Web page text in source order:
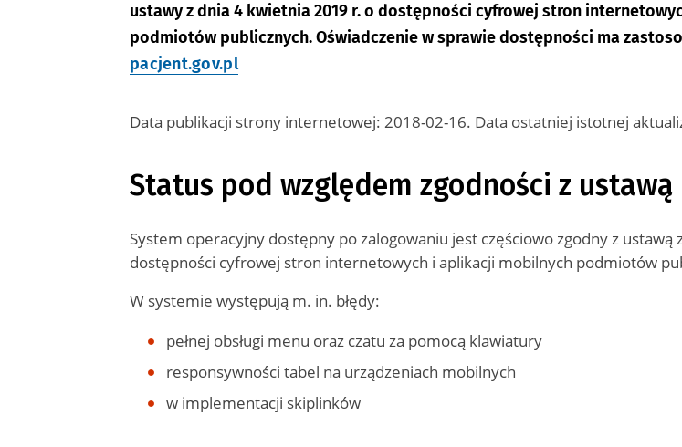
ustawy z dnia 4 kwietnia 2019 r. o dostępności cyfrowej stron
podmiotów publicznych. Oświadczenie w sprawie dostępności ma
pacjent.gov.pl
Data publikacji strony internetowej: 2018-02-16. Data ostatniej istotnej
Status pod względem zgodności z ustawą
System operacyjny dostępny po zalogowaniu jest częściowo zgodny z ustawą
dostępności cyfrowej stron internetowych i aplikacji mobilnych podmiotów
W systemie występują m. in. błędy:
pełnej obsługi menu oraz czatu za pomocą klawiatury
responsywności tabel na urządzeniach mobilnych
w implementacji skiplinków